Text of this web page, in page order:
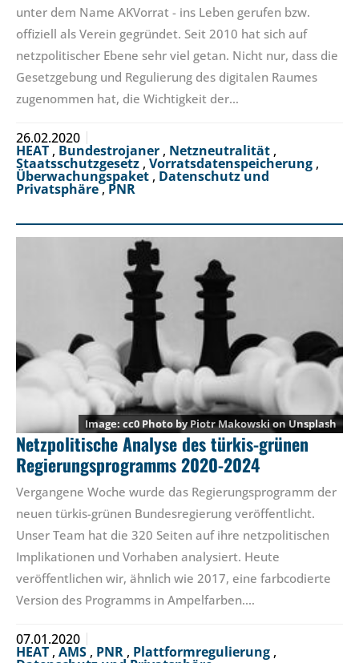
unter dem Name AKVorrat - ins Leben gerufen bzw.
offiziell als Verein gegründet. Seit 2010 hat sich auf
netzpolitischer Ebene sehr viel getan. Nicht nur, dass die
Gesetzgebung und Regulierung des digitalen Raumes
zugenommen hat, die Wichtigkeit der…
26.02.2020
HEAT , Bundestrojaner , Netzneutralität ,
Staatsschutzgesetz , Vorratsdatenspeicherung ,
Überwachungspaket , Datenschutz und
Privatsphäre,PNR
cc0 Photo byPiotr Makowskion Unsplash
Netzpolitische Analyse des türkis-grünen
Regierungsprogramms 2020-2024
Vergangene Woche wurde das Regierungsprogramm der
neuen türkis-grünen Bundesregierung veröffentlicht.
Unser Team hat die 320 Seiten auf ihre netzpolitischen
Implikationen und Vorhaben analysiert. Heute
veröffentlichen wir, ähnlich wie 2017, eine farbcodierte
Version des Programms in Ampelfarben.…
07.01.2020
HEAT , AMS , PNR , Plattformregulierung ,